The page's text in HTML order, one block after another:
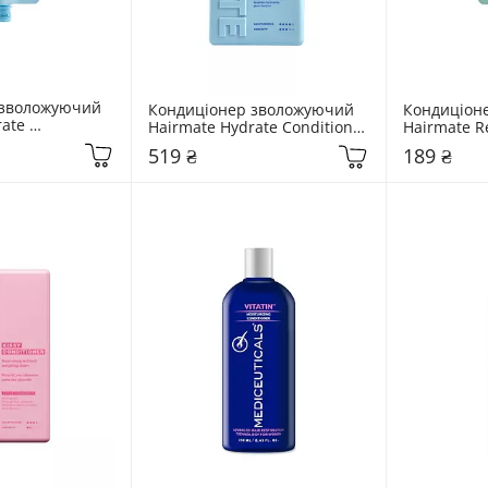
Кондиціонер зволожуючий
Hairmate Hydrate Conditioner
519 ₴
Hairmate
189 ₴